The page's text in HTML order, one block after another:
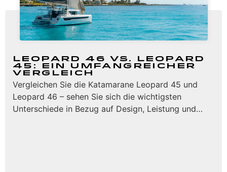
Leopard 46 vs. Leopard
45: Ein umfangreicher
Vergleich
Vergleichen Sie die Katamarane Leopard 45 und
Leopard 46 – sehen Sie sich die wichtigsten
Unterschiede in Bezug auf Design, Leistung und…